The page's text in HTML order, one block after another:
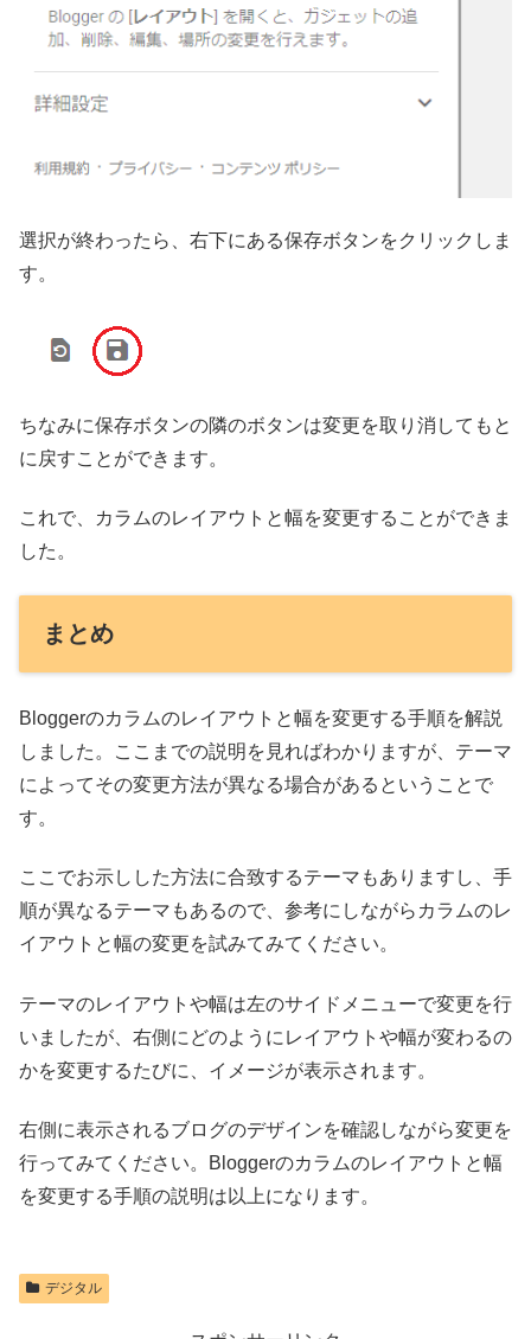
選択が終わったら、右下にある保存ボタンをクリックしま
す。
ちなみに保存ボタンの隣のボタンは変更を取り消してもと
に戻すことができます。
これで、カラムのレイアウトと幅を変更することができま
した。
まとめ
Bloggerのカラムのレイアウトと幅を変更する手順を解説
しました。ここまでの説明を見ればわかりますが、テーマ
によってその変更方法が異なる場合があるということで
す。
ここでお示しした方法に合致するテーマもありますし、手
順が異なるテーマもあるので、参考にしながらカラムのレ
イアウトと幅の変更を試みてみてください。
テーマのレイアウトや幅は左のサイドメニューで変更を行
いましたが、右側にどのようにレイアウトや幅が変わるの
かを変更するたびに、イメージが表示されます。
右側に表示されるブログのデザインを確認しながら変更を
行ってみてください。Bloggerのカラムのレイアウトと幅
を変更する手順の説明は以上になります。
デジタル